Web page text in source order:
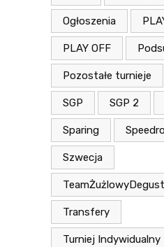
Ogłoszenia
PLAY OFF
Pozostałe turnieje
SGP SGP 2
Sparing
Szwecja
Transfery
Turniej Indywidualny